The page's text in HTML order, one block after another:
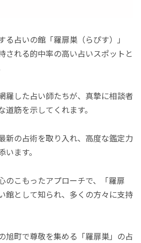
る占いの館「羅扉巣（らぴす）」
される的中率の高い占いスポットと
羅した占い師たちが、真摯に相談者
筋を示してくれます。
新の占術を取り入れ、高度な鑑定力
ます。
のこもったアプローチで、「羅扉
館として知られ、多くの方々に支持
旭町で尊敬を集める「羅扉巣」の占